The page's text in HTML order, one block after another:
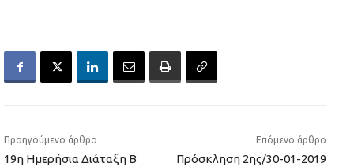
Προηγούμενο άρθρο
19η Ημερήσια Διάταξη Β
Επόμενο άρθρο
Πρόσκληση 2ης/30-01-2019